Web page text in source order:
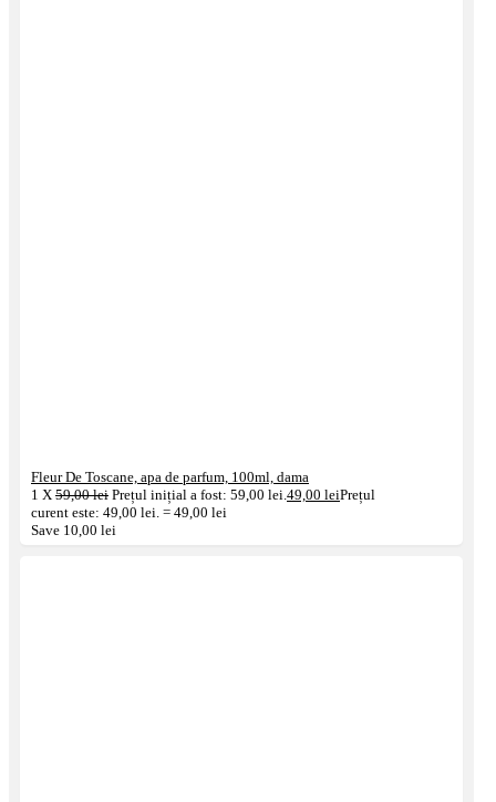
Fleur De Toscane, apa de parfum, 100ml, dama
1 X 59,00lei Prețul inițial a fost: 59,00 lei.49,00 leiPrețul
curent este: 49,00 lei. = 49,00 lei
Save 10,00 lei